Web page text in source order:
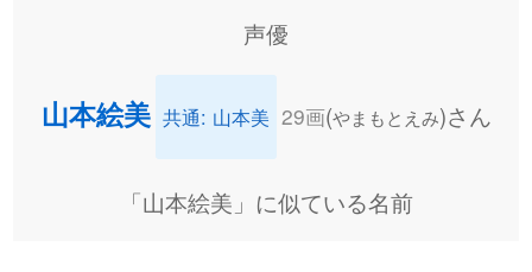
声優
山本絵美 共通: 山本美 29画(やまもとえみ)さん
「山本絵美」に似ている名前